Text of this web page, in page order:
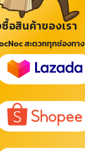
อสินค้าของเรา
สะดวกทุกช่องทาง